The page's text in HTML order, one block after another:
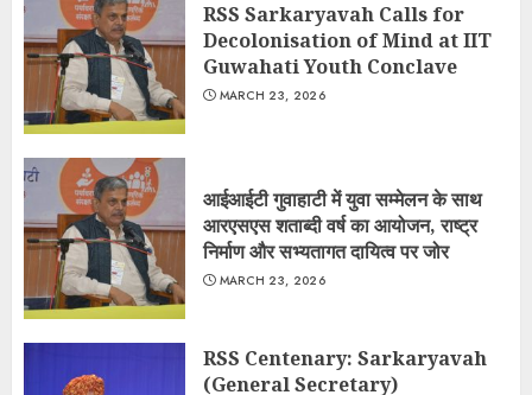
RSS Sarkaryavah Calls for
Decolonisation of Mind at IIT
Guwahati Youth Conclave
MARCH 23, 2026
आईआईटी गुवाहाटी में युवा सम्मेलन के साथ
आरएसएस शताब्दी वर्ष का आयोजन, राष्ट्र
निर्माण और सभ्यतागत दायित्व पर जोर
MARCH 23, 2026
RSS Centenary: Sarkaryavah
(General Secretary)